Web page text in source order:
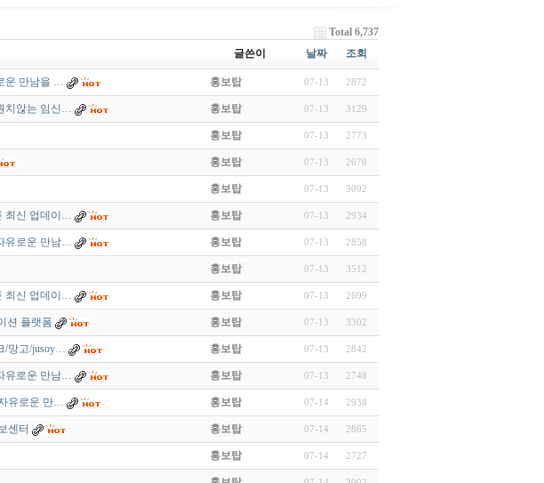
Total 6,737
글쓴이 날짜 조회
운 만남을 … 홍보탑 07-13 2872
치않는 임신… 홍보탑 07-13 3129
홍보탑 07-13 2773
홍보탑 07-13 2670
홍보탑 07-13 3092
최신 업데이… 홍보탑 07-13 2934
유로운 만남… 홍보탑 07-13 2858
홍보탑 07-13 3512
최신 업데이… 홍보탑 07-13 2699
션 플랫폼 홍보탑 07-13 3302
/망고/jusoy… 홍보탑 07-13 2842
유로운 만남… 홍보탑 07-13 2748
유로운 만… 홍보탑 07-14 2938
센터 홍보탑 07-14 2865
홍보탑 07-14 2727